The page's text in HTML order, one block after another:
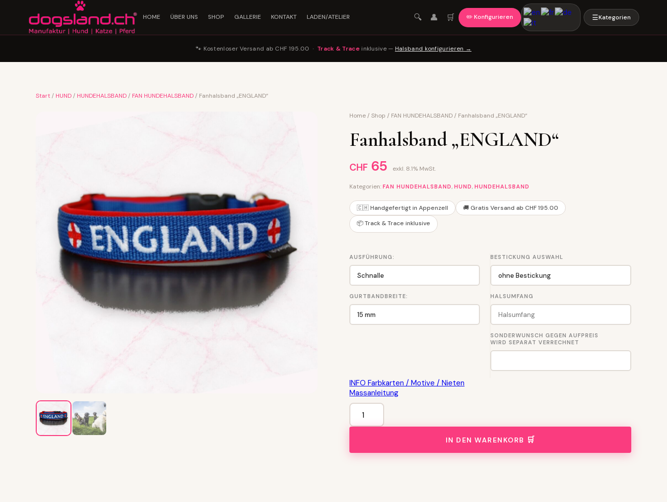
HOME ÜBER UNS SHOP GALLERIE KONTAKT LADEN/ATELIER 🔍 👤 🛒 ✏️ Konfigurieren ☰Kategorien
🐾 Kostenloser Versand ab CHF 195.00 · Track & Traceinklusive — Halsband konfigurieren →
Start / HUND / HUNDEHALSBAND / FAN HUNDEHALSBAND / Fanhalsband „ENGLAND“
Home / Shop / FAN HUNDEHALSBAND / Fanhalsband „ENGLAND“
Fanhalsband „ENGLAND“
CHF 65 exkl. 8.1% MwSt.
Kategorien: FAN HUNDEHALSBAND, HUND, HUNDEHALSBAND
🇨🇭 Handgefertigt in Appenzell
🚚 Gratis Versand ab CHF 195.00
📦 Track & Trace inklusive
AUSFÜHRUNG:
GURTBANDBREITE:
BESTICKUNG AUSWAHL
HALSUMFANG
SONDERWUNSCH GEGEN AUFPREIS
WIRD SEPARAT VERRECHNET
INFO Farbkarten / Motive / Nieten
Massanleitung
Fanhalsband
"ENGLAND"
Menge
IN DEN WARENKORB